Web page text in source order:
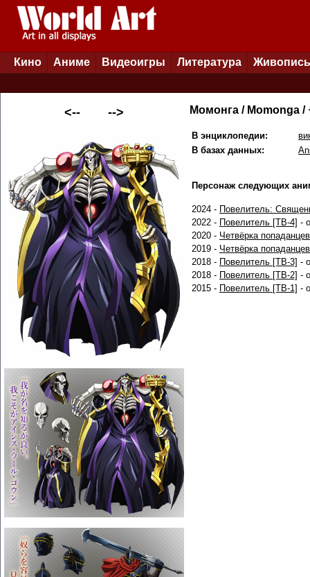
Кино Аниме Видеоигры Литература Живопись
<-- --> Момонга / Momonga /
В энциклопедии:
В базах данных:
Персонаж следующих
2024 - Повелитель:
2022 - Повелитель [ТВ-4] -
2020 - Четвёрка
2019 - Четвёрка
2018 - Повелитель [ТВ-3] -
2018 - Повелитель [ТВ-2] -
2015 - Повелитель [ТВ-1] -